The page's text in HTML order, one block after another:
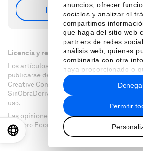
anuncios, ofrecer
sociales y analizar el
compartimos
que haga del sitio web
partners de redes
análisis web, quienes
combinarla con otra
haya proporcionado o
recopilado a partir del
hecho de sus servicios.
Permitir
Inscríbete de forma
Licencia y republicación
Los artículos del Foro Económico Mundial
publicarse de acuerdo con la Licencia
Creative Commons Reconocimiento-
SinObraDerivada 4.0, y de acuerdo con
uso.
Las opiniones expresadas en este artículo
del Foro Económico Mundial.